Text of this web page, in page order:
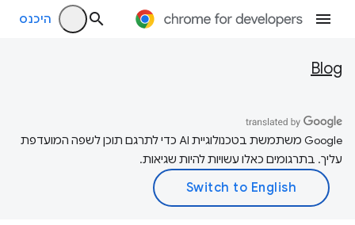
היכנס
Blog
‫Google משתמשת בטכנולוגיית AI כדי לתרגם תוכן לשפה המועדפת
עליך. בתרגומים כאלו עשויות להיות שגיאות.